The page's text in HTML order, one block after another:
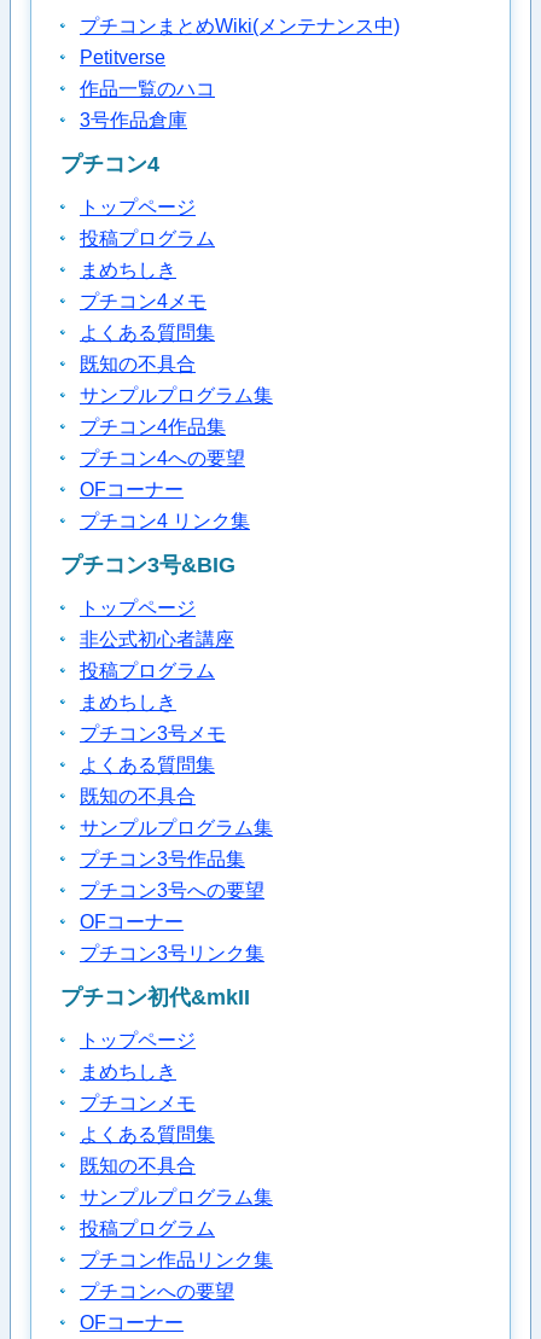
プチコンまとめWiki(メンテナンス中)
Petitverse
作品一覧のハコ
3号作品倉庫
プチコン4
トップページ
投稿プログラム
まめちしき
プチコン4メモ
よくある質問集
既知の不具合
サンプルプログラム集
プチコン4作品集
プチコン4への要望
OFコーナー
プチコン4 リンク集
プチコン3号&BIG
トップページ
非公式初心者講座
投稿プログラム
まめちしき
プチコン3号メモ
よくある質問集
既知の不具合
サンプルプログラム集
プチコン3号作品集
プチコン3号への要望
OFコーナー
プチコン3号リンク集
プチコン初代&mkII
トップページ
まめちしき
プチコンメモ
よくある質問集
既知の不具合
サンプルプログラム集
投稿プログラム
プチコン作品リンク集
プチコンへの要望
OFコーナー